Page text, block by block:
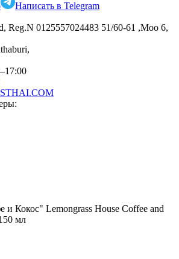
Написать в Telegram
Reg.N 0125557024483 51/60-61 ,Moo 6,
и Кокос" Lemongrass House Coffee and
мл